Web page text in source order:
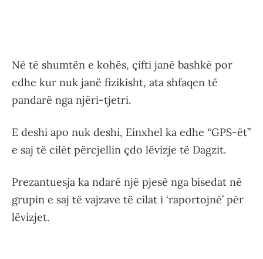
Në të shumtën e kohës, çifti janë bashkë por
edhe kur nuk janë fizikisht, ata shfaqen të
pandarë nga njëri-tjetri.
E deshi apo nuk deshi, Einxhel ka edhe “GPS-ët”
e saj të cilët përcjellin çdo lëvizje të Dagzit.
Prezantuesja ka ndarë një pjesë nga bisedat në
grupin e saj të vajzave të cilat i ‘raportojnë’ për
lëvizjet.